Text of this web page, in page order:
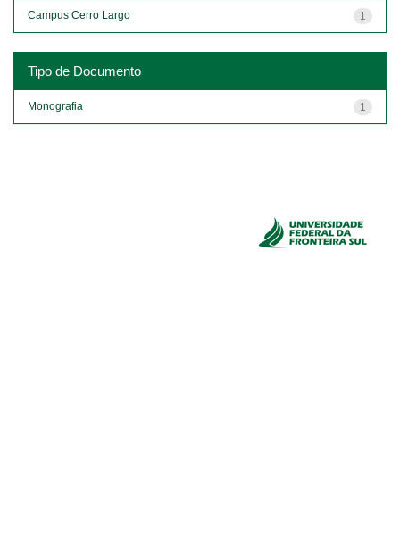
1
Campus Cerro Largo
Tipo de Documento
1
Monografia